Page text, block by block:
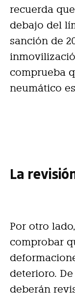
recuerda
debajo del
sanción de
comprueba
neumático
La
Por otro
comprobar
deterioro.
deberán